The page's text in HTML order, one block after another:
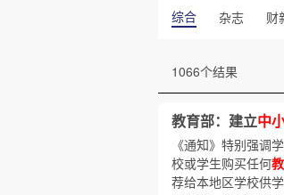
综合 杂志 财
1066个结果
教育部：建立中
《通知》特别强调
校或学生购买任何
荐给本地区学校供